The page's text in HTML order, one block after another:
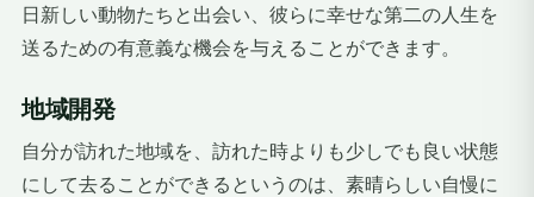
日新しい動物たちと出会い、彼らに幸せな第二の人生を
送るための有意義な機会を与えることができます。
地域開発
自分が訪れた地域を、訪れた時よりも少しでも良い状態
にして去ることができるというのは、素晴らしい自慢に